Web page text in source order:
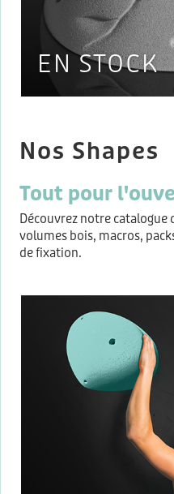
EN STOCK
Nos Shapes
Tout pour
Découvrez notre catalogue
volumes bois, macros,
de fixation.